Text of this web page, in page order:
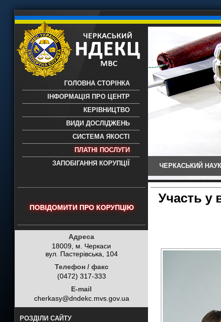
науково-дослідний експертно-
- проведення всих видів судових
експертиз
ГОЛОВНА СТОРІНКА
ІНФОРМАЦІЯ ПРО ЦЕНТР
КЕРІВНИЦТВО
ВИДИ ДОСЛІДЖЕНЬ
СИСТЕМА ЯКОСТІ
ПЛАТНІ ПОСЛУГИ
ЗАПОБІГАННЯ КОРУПЦІЇ
ЧЕРКАСЬКИЙ
ПОВІДОМИТИ ПРО КОРУПЦІЮ
Адреса
18009, м. Черкаси
вул. Пастерівська, 104
Телефон / факс
(0472) 317-333
E-mail
cherkasy@dndekc.mvs.gov.ua
РОЗДІЛИ САЙТУ
Участь у